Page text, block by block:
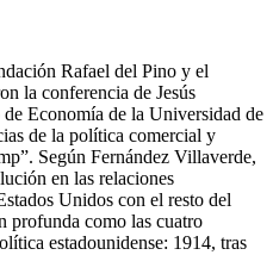
Rafael del Pino y el
la conferencia de Jesús
Economía de la Universidad de
de la política comercial y
Según Fernández Villaverde,
en las relaciones
Unidos con el resto del
profunda como las cuatro
estadounidense: 1914, tras